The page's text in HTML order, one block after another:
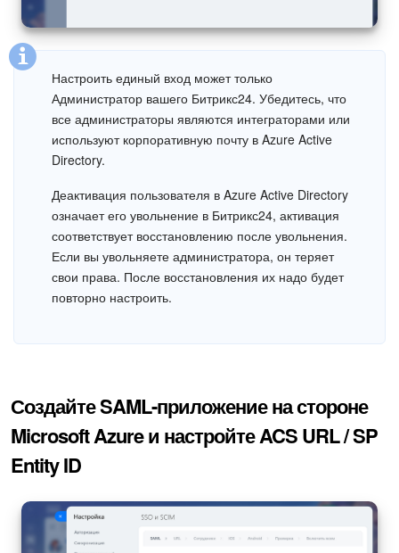
Настроить единый вход может только
Администратор вашего Битрикс24. Убедитесь, что
все администраторы являются интеграторами или
используют корпоративную почту в Azure Active
Directory.
Деактивация пользователя в Azure Active Directory
означает его увольнение в Битрикс24, активация
соответствует восстановлению после увольнения.
Если вы увольняете администратора, он теряет
свои права. После восстановления их надо будет
повторно настроить.
Создайте SAML-приложение на стороне
Microsoft Azure и настройте ACS URL / SP
Entity ID